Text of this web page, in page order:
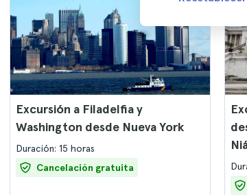
Excursión a Filadelfia y
Washington desde Nueva York
Duración: 15 horas
Cancelación gratuita